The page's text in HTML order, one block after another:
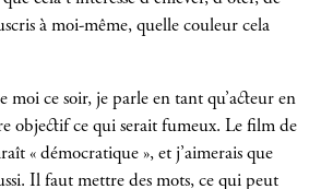
à moi-même, quelle couleur cela
moi ce soir, je parle en tant qu’acteur en
objectif ce qui serait fumeux. Le film de
« démocratique », et j’aimerais que
Il faut mettre des mots, ce qui peut